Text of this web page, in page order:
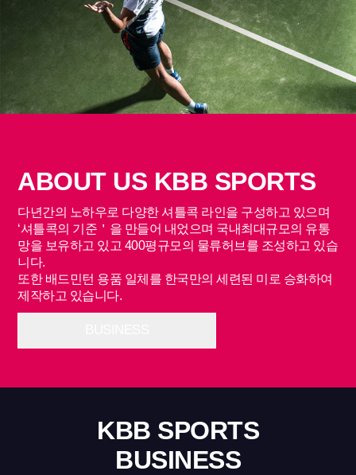
ABOUT US KBB SPORTS
다년간의 노하우로 다양한 셔틀콕 라인을 구성하고 있으며
‘셔틀콕의 기준＇을 만들어 내었으며 국내최대규모의 유통
망을 보유하고 있고 400평규모의 물류허브를 조성하고 있습
니다.
또한 배드민턴 용품 일체를 한국만의 세련된 미로 승화하여
제작하고 있습니다.
KBB SPORTS
BUSINESS